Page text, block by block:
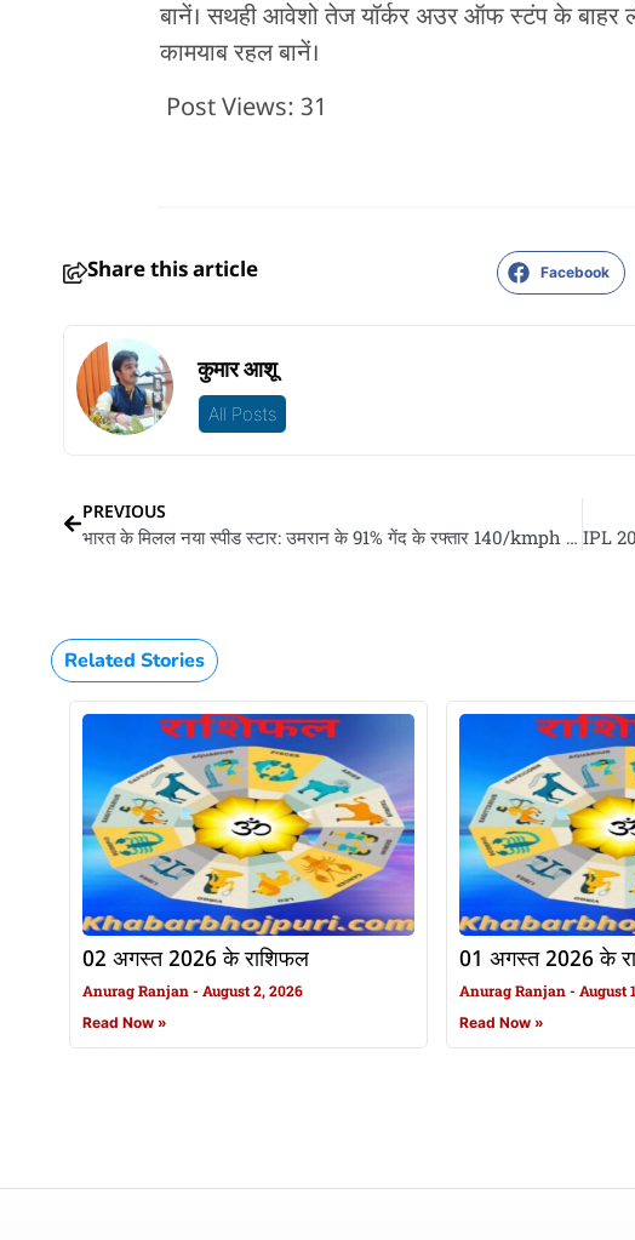
बानें। सथही आवेशो तेज यॉर्कर अउर ऑफ स्टंप के
कामयाब रहल बानें।
Post Views: 31
Share this article Facebook
कुमार आशू
All Posts
PREVIOUS
भारत के मिलल नया स्पीड स्टार: उमरान के 91% गेंद के रफ्तार 140/kmph पार
Related Stories
02 अगस्त 2026 के राशिफल
Anurag Ranjan August 2, 2026
Read Now »
01 अगस्त 2026 के
Anurag Ranjan August
Read Now »